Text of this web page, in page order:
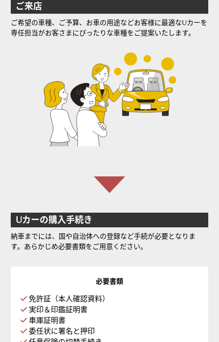
ご来店
ご希望の車種、ご予算、お車の用途などお客様に最適なUカーを
専任担当がお客さまにぴったりな車種をご提案いたします。
Uカーの購入手続き
納車までには、国や自治体への登録など手続が必要となりま
す。あらかじめ必要書類をご用意ください。
必要書類
免許証（本人確認資料）
実印＆印鑑証明書
車庫証明書
委任状に署名と押印